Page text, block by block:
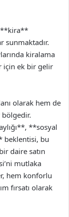
**kira**
sunmaktadır.
kiralama
için ek bir gelir
olarak hem de
bölgedir.
**sosyal
beklentisi, bu
daire satın
mutlaka
hem konforlu
fırsatı olarak